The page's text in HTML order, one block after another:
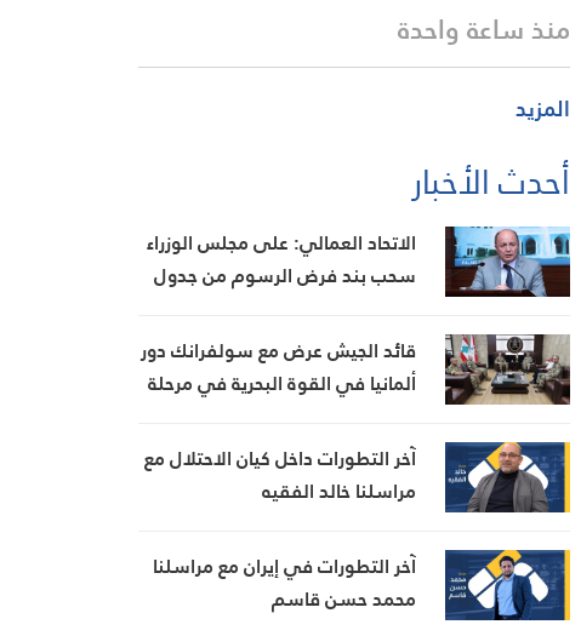
منذ ساعة واحدة
المزيد
أحدث الأخبار
الاتحاد العمالي: على مجلس الوزراء
سحب بند فرض الرسوم من جدول
قائد الجيش عرض مع سولفرانك دور
ألمانيا في القوة البحرية في مرحلة
آخر التطورات داخل كيان الاحتلال مع
مراسلنا خالد الفقيه
آخر التطورات في إيران مع مراسلنا
محمد حسن قاسم